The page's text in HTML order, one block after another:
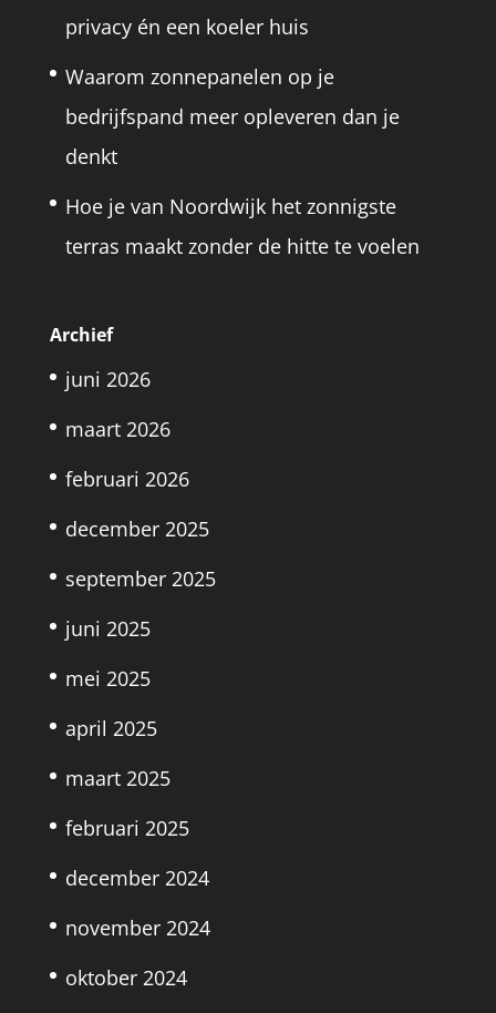
privacy én een koeler huis
Waarom zonnepanelen op je
bedrijfspand meer opleveren dan je
denkt
Hoe je van Noordwijk het zonnigste
terras maakt zonder de hitte te voelen
Archief
juni 2026
maart 2026
februari 2026
december 2025
september 2025
juni 2025
mei 2025
april 2025
maart 2025
februari 2025
december 2024
november 2024
oktober 2024